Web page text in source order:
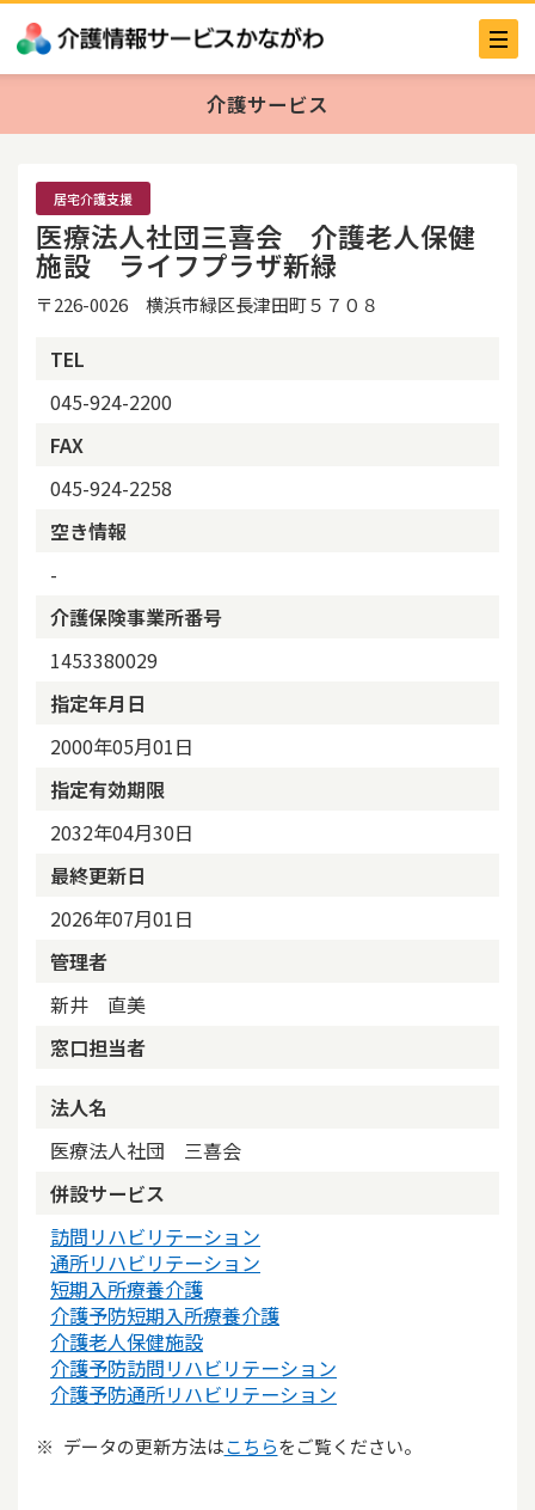
介護サービス
居宅介護支援
医療法人社団三喜会 介護老人保健
施設 ライフプラザ新緑
〒226-0026 横浜市緑区長津田町５７０８
TEL
045-924-2200
FAX
045-924-2258
空き情報
-
介護保険事業所番号
1453380029
指定年月日
2000年05月01日
指定有効期限
2032年04月30日
最終更新日
2026年07月01日
管理者
新井 直美
窓口担当者
法人名
医療法人社団 三喜会
併設サービス
訪問リハビリテーション
通所リハビリテーション
短期入所療養介護
介護予防短期入所療養介護
介護老人保健施設
介護予防訪問リハビリテーション
介護予防通所リハビリテーション
データの更新方法はこちらをご覧ください。